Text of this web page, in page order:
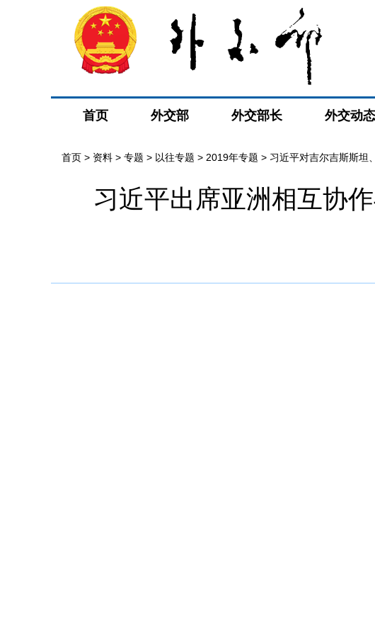
首页 外交部 外交部长 外交动态
首页 > 资料 > 专题 > 以往专题 > 2019年专题 > 习近平对吉尔吉斯斯坦
相关视频
习近平出席亚洲相互协